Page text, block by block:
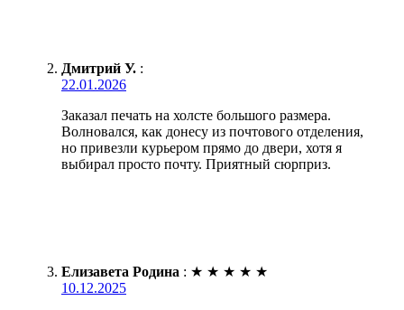
Дмитрий У. :
22.01.2026
Заказал печать на холсте большого размера.
Волновался, как донесу из почтового отделения,
но привезли курьером прямо до двери, хотя я
выбирал просто почту. Приятный сюрприз.
Елизавета Родина : ★ ★ ★ ★ ★
10.12.2025